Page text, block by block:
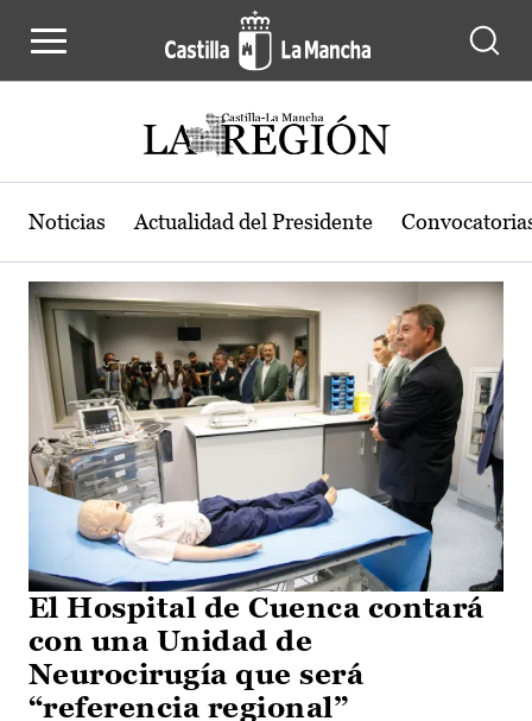
Actualidad de la región de Castilla-
Noticias Actualidad del Presidente
El Hospital de Cuenca contará
con una Unidad de
Neurocirugía que será
“referencia regional”